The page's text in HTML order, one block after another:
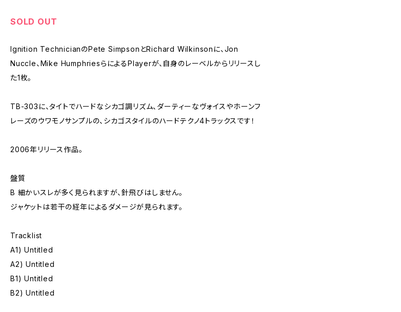
SOLD OUT
Ignition TechnicianのPete SimpsonとRichard Wilkinsonに、Jon
Nuccle、Mike HumphriesらによるPlayerが、自身のレーベルからリリースし
た1枚。
TB-303に、タイトでハードなシカゴ調リズム、ダーティーなヴォイスやホーンフ
レーズのウワモノサンプルの、シカゴスタイルのハードテクノ4トラックスです！
2006年リリース作品。
盤質
B 細かいスレが多く見られますが、針飛びはしません。
ジャケットは若干の経年によるダメージが見られます。
Tracklist
A1) Untitled
A2) Untitled
B1) Untitled
B2) Untitled